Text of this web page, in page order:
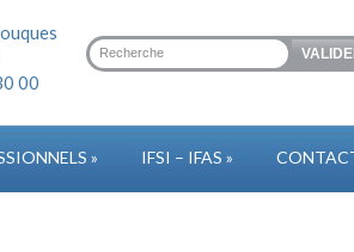
00
» IFSI – IFAS »